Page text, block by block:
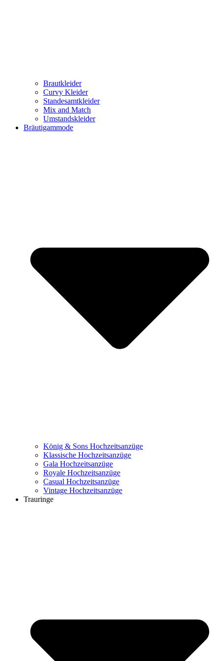
Brautkleider
Curvy Kleider
Standesamtkleider
Mix and Match
Umstandskleider
Bräutigammode
König & Sons Hochzeitsanzüge
Klassische Hochzeitsanzüge
Gala Hochzeitsanzüge
Royale Hochzeitsanzüge
Casual Hochzeitsanzüge
Vintage Hochzeitsanzüge
Trauringe